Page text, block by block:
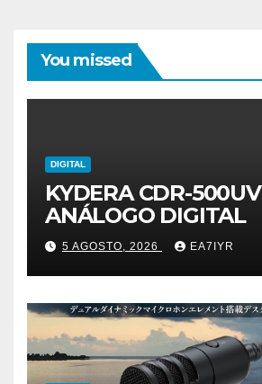
You missed
DIGITAL
KYDERA CDR-500UV
ANÁLOGO DIGITAL
5 AGOSTO, 2026 EA7IYR